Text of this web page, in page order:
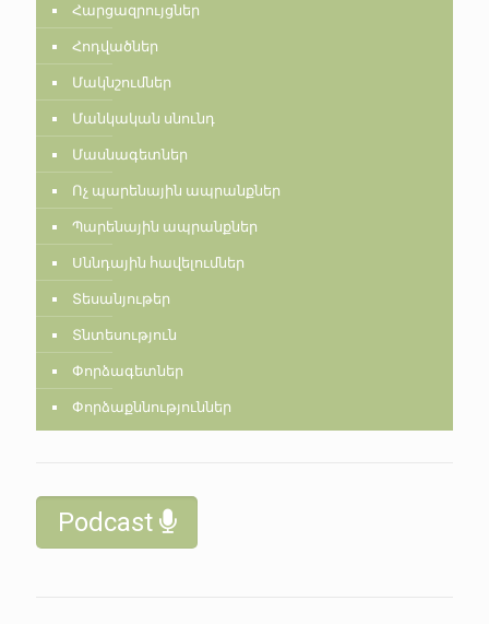
Հարցազրույցներ
Հոդվածներ
Մակնշումներ
Մանկական սնունդ
Մասնագետներ
Ոչ պարենային ապրանքներ
Պարենային ապրանքներ
Սննդային հավելումներ
Տեսանյութեր
Տնտեսություն
Փորձագետներ
Փորձաքննություններ
Podcast